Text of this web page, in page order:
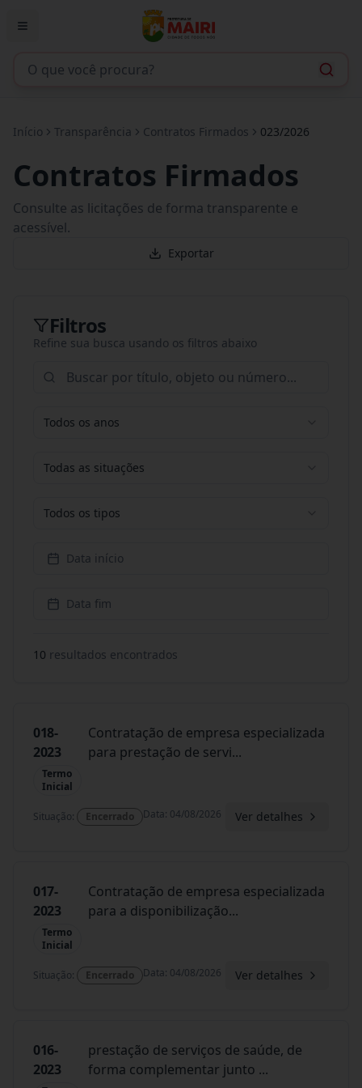
Início Transparência Contratos Firmados 023/2026
Contratos Firmados
Consulte as licitações de forma transparente e
acessível.
Exportar
Filtros
Refine sua busca usando os filtros abaixo
Todos os anos
Todas as situações
Todos os tipos
Data início
Data fim
10 resultados encontrados
018-
2023
Termo
Inicial
Contratação de empresa especializada
para prestação de servi...
Situação: Encerrado Data: 04/08/2026 Ver detalhes
017-
2023
Termo
Inicial
Contratação de empresa especializada
para a disponibilização...
Situação: Encerrado Data: 04/08/2026 Ver detalhes
016-
2023
prestação de serviços de saúde, de
forma complementar junto ...